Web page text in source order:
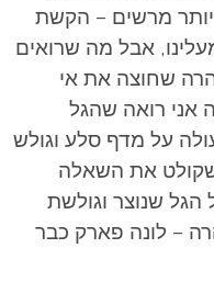
מרשים – הקשת
אבל מה שרואים
שחוצה את אי
אני רואה שהגל
על מדף סלע וגולש
את השאלה
הגל שנוצר וגולשת
– לונה פארק כבר